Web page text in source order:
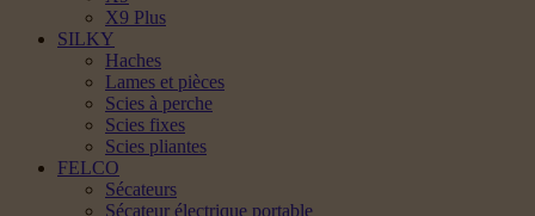
X9 Plus
SILKY
Haches
Lames et pièces
Scies à perche
Scies fixes
Scies pliantes
FELCO
Sécateurs
Sécateur électrique portable